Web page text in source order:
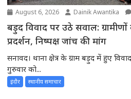
August 6, 2026 Dainik Awantika
बड़ुद विवाद पर उठे सवाल:
प्रदर्शन, निष्पक्ष जांच की मांग
सनावद। थाना क्षेत्र के ग्राम बड़ुद में हुए
गुरुवार को...
इंदौर स्थानीय समाचार